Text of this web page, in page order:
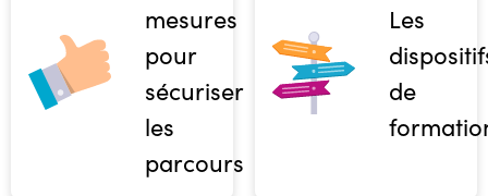
mesures
pour
sécuriser
les
parcours
Les
de